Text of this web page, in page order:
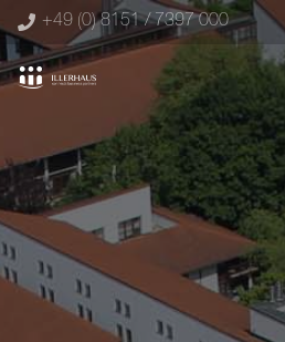
+49 (0) 8151 / 7397 000